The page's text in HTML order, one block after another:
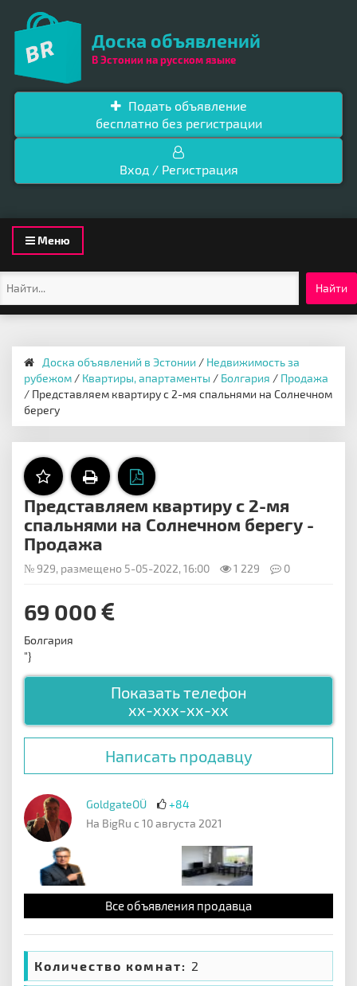
Доска объявлений
В Эстонии на русском языке
Подать объявление
бесплатно без регистрации
Вход / Регистрация
Toggle
navigation
Меню
Найти
Доска объявлений в Эстонии / Недвижимость за
рубежом / Квартиры, апартаменты / Болгария / Продажа
/ Представляем квартиру с 2-мя спальнями на Солнечном
берегу
Представляем квартиру с 2-мя
спальнями на Солнечном берегу -
Продажа
№ 929, размещено 5-05-2022, 16:00 1 229 0
69 000
Болгария
"}
Показать телефон
xx-xxx-xx-xx
Написать продавцу
GoldgateOÜ
+84
На BigRu с 10 августа 2021
Все объявления продавца
Количество комнат: 2